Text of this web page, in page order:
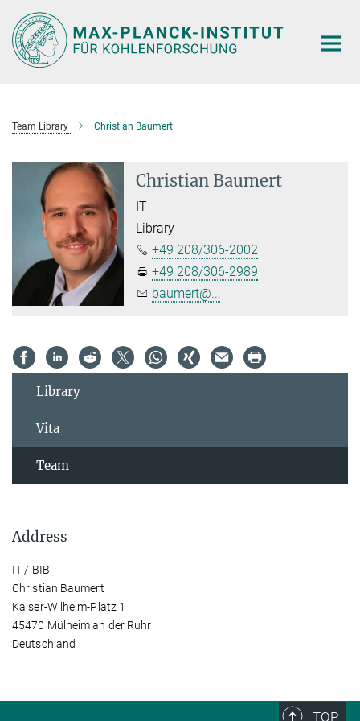
Main-
Content
Team Library Christian Baumert
Christian Baumert
IT
Library
+49 208/306-2002
+49 208/306-2989
baumert@...
Library
Vita
Team
Address
IT / BIB
Christian Baumert
Kaiser-Wilhelm-Platz 1
45470 Mülheim an der Ruhr
Deutschland
TOP